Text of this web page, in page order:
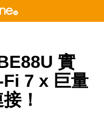
實
7 x 巨量
！